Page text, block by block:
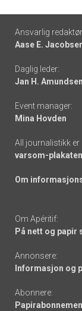
Footer
-
links
Ansvarlig
Aase E.
Daglig leder:
Jan H. Amundsen
Event manager:
Mina Hovden
All journalistikk er
varsom-plakaten
Om
Om Apéritif:
På nett og papir
Annonsere:
Informasjon og
Abonnere: